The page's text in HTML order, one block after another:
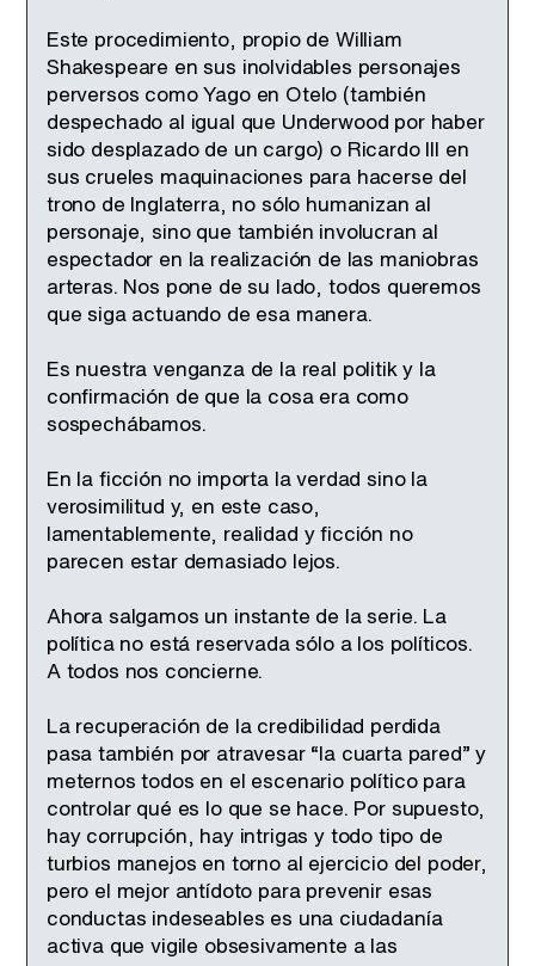
Este procedimiento, propio de William
Shakespeare en sus inolvidables personajes
perversos como Yago en Otelo (también
despechado al igual que Underwood por haber
sido desplazado de un cargo) o Ricardo III en
sus crueles maquinaciones para hacerse del
trono de Inglaterra, no sólo humanizan al
personaje, sino que también involucran al
espectador en la realización de las maniobras
arteras. Nos pone de su lado, todos queremos
que siga actuando de esa manera.
Es nuestra venganza de la real politik y la
confirmación de que la cosa era como
sospechábamos.
En la ficción no importa la verdad sino la
verosimilitud y, en este caso,
lamentablemente, realidad y ficción no
parecen estar demasiado lejos.
Ahora salgamos un instante de la serie. La
política no está reservada sólo a los políticos.
A todos nos concierne.
La recuperación de la credibilidad perdida
pasa también por atravesar “la cuarta pared” y
meternos todos en el escenario político para
controlar qué es lo que se hace. Por supuesto,
hay corrupción, hay intrigas y todo tipo de
turbios manejos en torno al ejercicio del poder,
pero el mejor antídoto para prevenir esas
conductas indeseables es una ciudadanía
activa que vigile obsesivamente a las